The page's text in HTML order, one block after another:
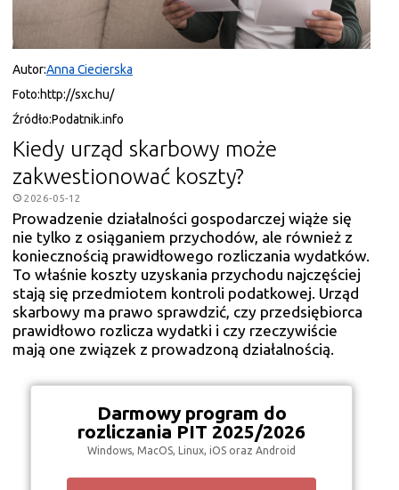
Autor:Anna Ciecierska
Foto:http://sxc.hu/
Źródło:Podatnik.info
Kiedy urząd skarbowy może
zakwestionować koszty?
2026-05-12
Prowadzenie działalności gospodarczej wiąże się
nie tylko z osiąganiem przychodów, ale również z
koniecznością prawidłowego rozliczania wydatków.
To właśnie koszty uzyskania przychodu najczęściej
stają się przedmiotem kontroli podatkowej. Urząd
skarbowy ma prawo sprawdzić, czy przedsiębiorca
prawidłowo rozlicza wydatki i czy rzeczywiście
mają one związek z prowadzoną działalnością.
Darmowy program do
rozliczania PIT 2025/2026
Windows, MacOS, Linux, iOS oraz Android